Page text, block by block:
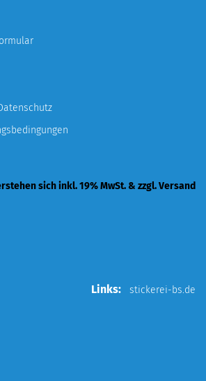
sich inkl. 19% MwSt. & zzgl. Versand
Links: stickerei-bs.de